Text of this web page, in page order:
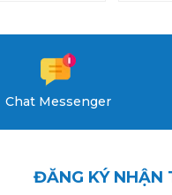
Chat Messenger
ĐĂNG KÝ NHẬN